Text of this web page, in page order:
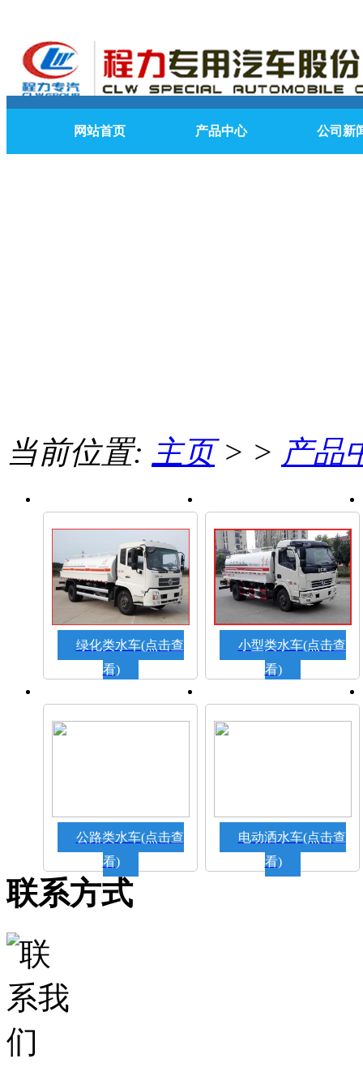
网站首页 产品中心 公司新
当前位置: 主页> > 产品
绿化类水车(点击查
看)
小型类水车(点击查
看)
公路类水车(点击查
看)
电动洒水车(点击查
看)
联系方式